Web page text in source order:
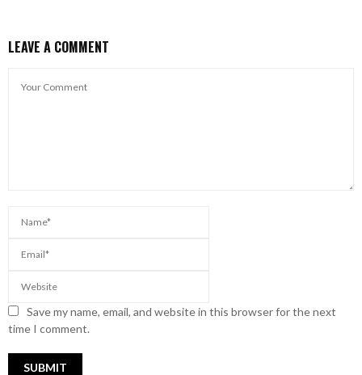
LEAVE A COMMENT
Save my name, email, and website in this browser for the next
time I comment.